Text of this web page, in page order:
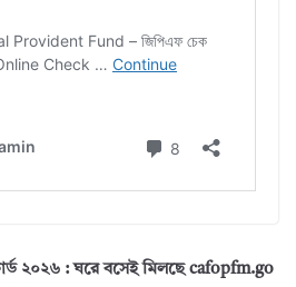
২০২৬ : ঘরে বসেই মিলছে cafopfm.go